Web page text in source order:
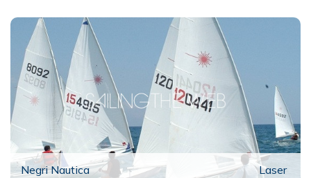
Negri Nautica Laser